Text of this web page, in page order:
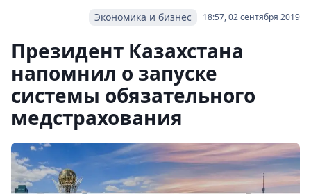
18:57, 02 сентября 2019
Экономика и бизнес
Президент Казахстана
напомнил о запуске
системы обязательного
медстрахования